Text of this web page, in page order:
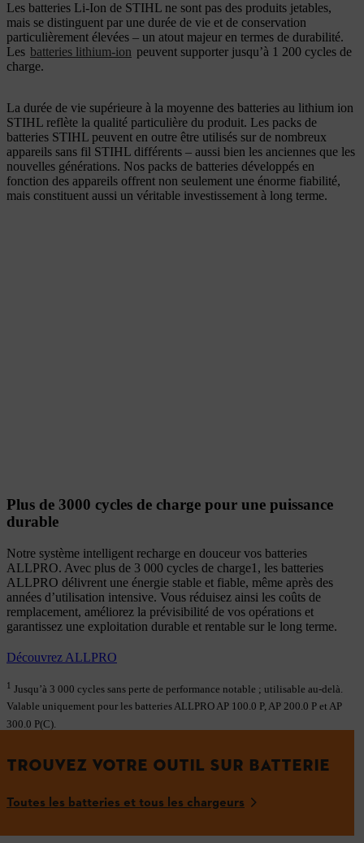
Les batteries Li-Ion de STIHL ne sont pas des produits jetables,
mais se distinguent par une durée de vie et de conservation
particulièrement élevées – un atout majeur en termes de durabilité.
Les batteries lithium-ion peuvent supporter jusqu’à 1 200 cycles de
charge.
La durée de vie supérieure à la moyenne des batteries au lithium ion
STIHL reflète la qualité particulière du produit. Les packs de
batteries STIHL peuvent en outre être utilisés sur de nombreux
appareils sans fil STIHL différents – aussi bien les anciennes que les
nouvelles générations. Nos packs de batteries développés en
fonction des appareils offrent non seulement une énorme fiabilité,
mais constituent aussi un véritable investissement à long terme.
Plus de 3000 cycles de charge pour une puissance
durable
Notre système intelligent recharge en douceur vos batteries
ALLPRO. Avec plus de 3 000 cycles de charge1, les batteries
ALLPRO délivrent une énergie stable et fiable, même après des
années d’utilisation intensive. Vous réduisez ainsi les coûts de
remplacement, améliorez la prévisibilité de vos opérations et
garantissez une exploitation durable et rentable sur le long terme.
Découvrez ALLPRO
1 Jusqu’à 3 000 cycles sans perte de performance notable ; utilisable au-delà.
Valable uniquement pour les batteries ALLPRO AP 100.0 P, AP 200.0 P et AP
300.0 P(C).
TROUVEZ VOTRE OUTIL SUR BATTERIE
Toutes les batteries et tous les chargeurs